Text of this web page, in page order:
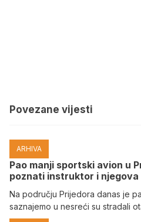
Povezane vijesti
ARHIVA
Pao manji sportski avion u
poznati instruktor i njegova
Na području Prijedora danas je
saznajemo u nesreći su stradali